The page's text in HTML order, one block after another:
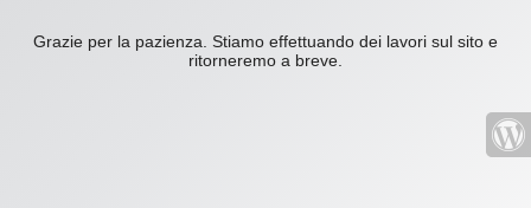
Grazie per la pazienza. Stiamo effettuando dei lavori sul sito e
ritorneremo a breve.